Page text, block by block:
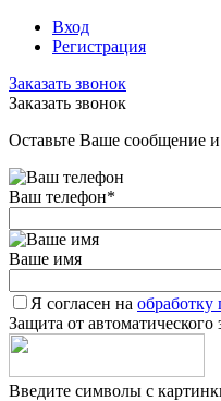
Вход
Регистрация
Заказать звонок
Заказать звонок
Оставьте Ваше сообщение
Ваш телефон*
Ваше имя
Я согласен на
Защита от автоматического
Введите символы с